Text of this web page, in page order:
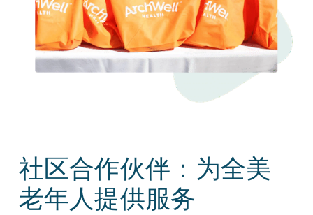
社区合作伙伴：为全美
老年人提供服务